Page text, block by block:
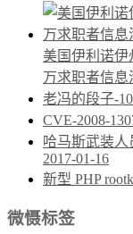
美国伊利诺伊
万求职者信息
老冯的段子-
CVE-2008-
哈马斯武装人
2017-01-16
新型 PHP
微慑标签